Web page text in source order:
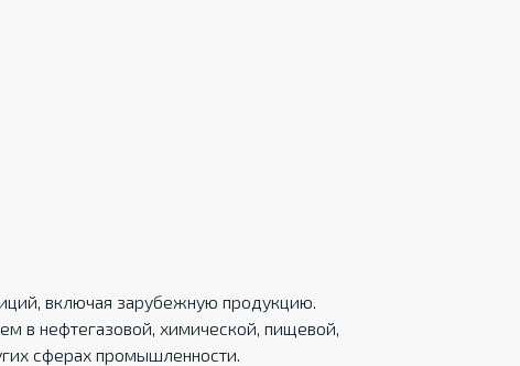
включая зарубежную продукцию.
в нефтегазовой, химической, пищевой,
сферах промышленности.